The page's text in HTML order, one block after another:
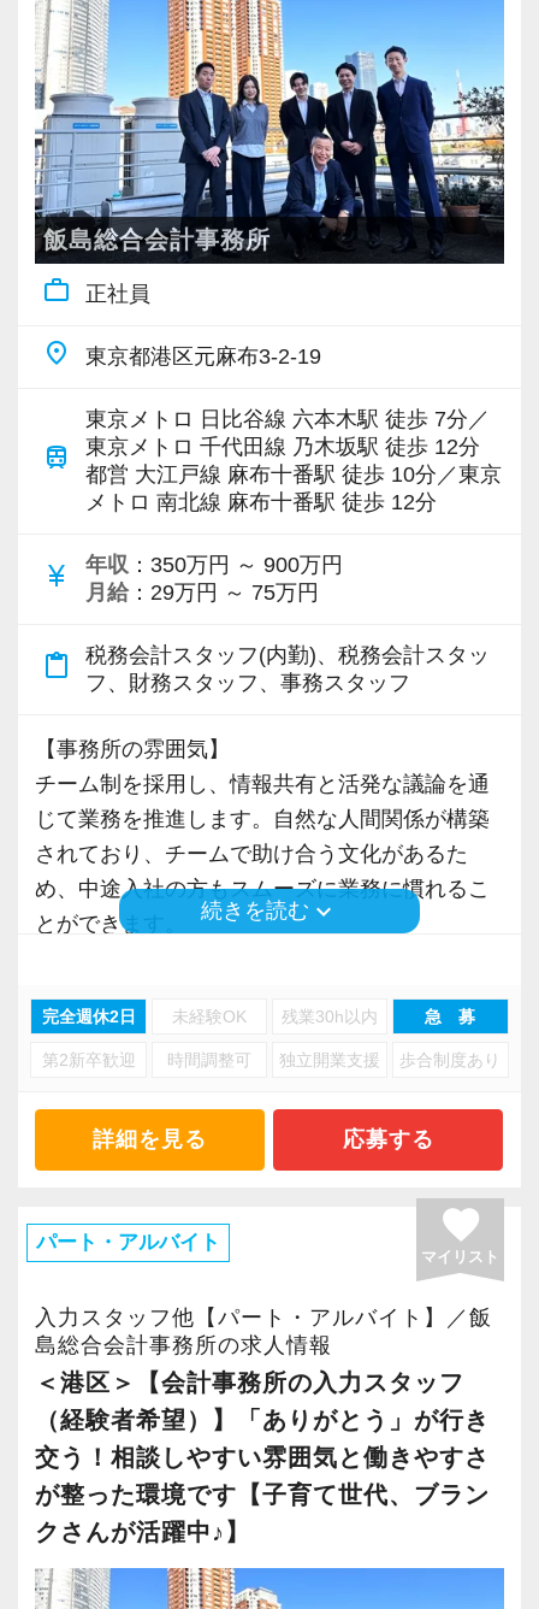
・月次レポートの作成
・申告書の作成補助
上記の業務が一通りできるようになったら、順
次お客様の担当をお任せします。
担当を持つことで、お客様の状況を深く把握で
きるようになり、責任感が芽生えます。これが
業務効率の向上と、ご自身の大きな成長に直結
します。
＊製販分離の体制を整えており、配属される部
＊将来的には経営支援部（関与先を担当、税
務・経営の提案・相談、申告書の作成等）への
配属転換も可能です
【そもそも製販分離とは】
へのサービス提供や営業活動（販売）」を分担
申告書作成や記帳代行などの「製」造部門を効
率化・標準化し、税務アドバイスや経営サポー
客対応に集中することで、
サービスの質向上と生産性の両立を図る経営戦
略です。
【お客様の特徴】
・法人のお客様は95％が東京で、その他神奈
・業種は飲食、小売、EC（ネットショップ）、
ITサービス、仮想通貨、美容・サロン、医療、
不動産、貿易、その他サービス業と非常に多様
・六本木という土地柄、大型案件や海外取引に
も携わる機会があり、幅広い経験を通じて税務
・案件内容も税務会計、確定申告代行、会社設
立、資金調達、相続税申告、M&A等など幅広い
領域にわたります。
【研修、会議】
～定期的な学び～
月1回の社内研修と月例会議を実施し、新しい情
報や経営知識の習得を継続的に支援します。外
部の税理士を招いた勉強会も開催しています。
～実践的な議論～
飯島総合会計事務所
work_outline 正社員
place 東京都港区元麻布3-2-19
train
東京メトロ 日比谷線 六本木駅 徒歩 7分／
東京メトロ 千代田線 乃木坂駅 徒歩 12分
都営 大江戸線 麻布十番駅 徒歩 10分／東京
メトロ 南北線 麻布十番駅 徒歩 12分
currency_yen 年収 ：350万円 ～ 900万円
月給 ：29万円 ～ 75万円
content_paste
税務会計スタッフ(内勤)、税務会計スタッ
フ、財務スタッフ、事務スタッフ
【事務所の雰囲気】
チーム制を採用し、情報共有と活発な議論を通
じて業務を推進します。自然な人間関係が構築
されており、チームで助け合う文化があるた
め、中途入社の方もスムーズに業務に慣れるこ
とができます。
しむなど、業務時間外の交流も大切にしていま
す。季節や仕事の区切りごとに親睦会も開催
し、職場全体のコミュニケーションを深めてい
【募集背景】
港区・六本木エリアに拠点を置く当事務所は顧
問先・案件数ともに順調に増加しており、体制
今回は、内部体制を整えながらさらなる成長を
加速させるため、即戦力としてご活躍いただけ
る新たな仲間を募集します。
【体制と仕事内容】
社内は経営支援部・財務支援部・人事労務部、
所内チームで構成されており、現在、中核とな
ます。
続きを読む keyboard_arrow_down
完全週休2日 未経験OK 残業30h以内 急 募
第2新卒歓迎 時間調整可 独立開業支援 歩合制度あり
詳細を見る 応募する
パート・アルバイト favorite
マイリスト
入力スタッフ他【パート・アルバイト】／飯
島総合会計事務所の求人情報
＜港区＞【会計事務所の入力スタッフ
（経験者希望）】「ありがとう」が行き
交う！相談しやすい雰囲気と働きやすさ
が整った環境です【子育て世代、ブラン
クさんが活躍中♪】